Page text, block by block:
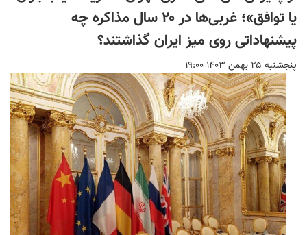
یا توافق»؛ غربی‌ها در ۲۰ سال مذاکره چه
پیشنهاداتی روی میز ایران گذاشتند؟
پنجشنبه ۲۵ بهمن ۱۴۰۳ ۱۹:۰۰